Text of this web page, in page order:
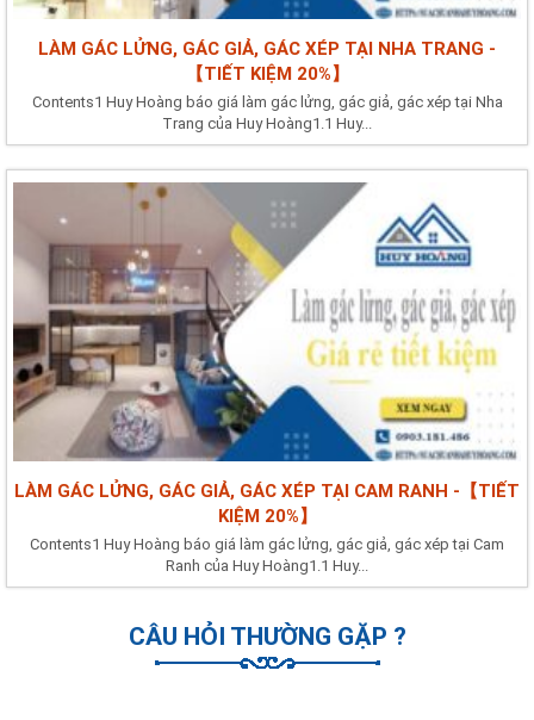
LÀM GÁC LỬNG, GÁC GIẢ, GÁC XÉP TẠI NHA TRANG -
【TIẾT KIỆM 20%】
Contents1 Huy Hoàng báo giá làm gác lửng, gác giả, gác xép tại Nha
Trang của Huy Hoàng1.1 Huy...
LÀM GÁC LỬNG, GÁC GIẢ, GÁC XÉP TẠI CAM RANH -【TIẾT
KIỆM 20%】
Contents1 Huy Hoàng báo giá làm gác lửng, gác giả, gác xép tại Cam
Ranh của Huy Hoàng1.1 Huy...
CÂU HỎI THƯỜNG GẶP ?